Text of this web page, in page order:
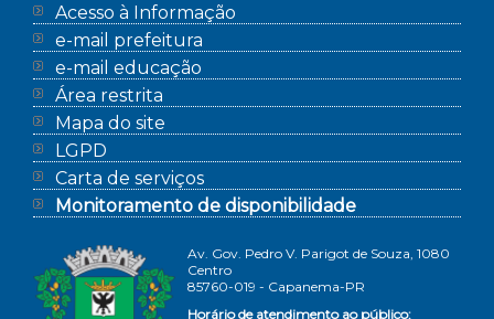
Acesso à Informação
e-mail prefeitura
e-mail educação
Área restrita
Mapa do site
LGPD
Carta de serviços
Monitoramento de disponibilidade
Av. Gov. Pedro V. Parigot de Souza, 1080
Centro
85760-019 - Capanema-PR
Horário de atendimento ao público: